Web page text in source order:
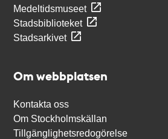
Medeltidsmuseet
Stadsbiblioteket
Stadsarkivet
Om webbplatsen
Kontakta oss
Om Stockholmskällan
Tillgänglighetsredogörelse